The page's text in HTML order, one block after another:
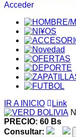
Acceder
IR A INICIO
Link
PRECIO: 60 Bs
Consultar: